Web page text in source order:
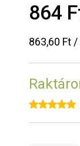
864
863,60 Ft /